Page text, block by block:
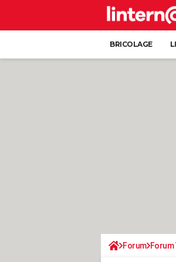
BRICOLAGE
Forum Forum